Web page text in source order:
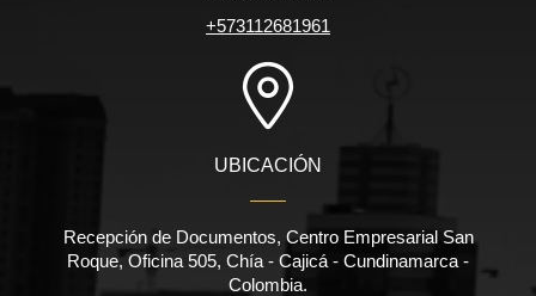
+573112681961
UBICACIÓN
Recepción de Documentos, Centro Empresarial San
Roque, Oficina 505, Chía - Cajicá - Cundinamarca -
Colombia.